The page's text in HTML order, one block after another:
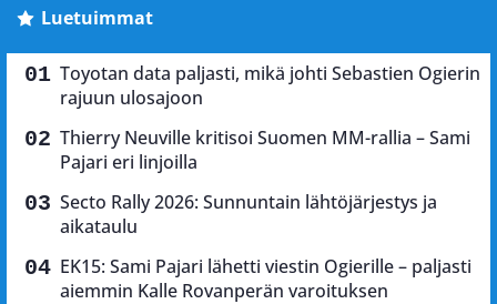
Luetuimmat
Toyotan data paljasti, mikä johti Sebastien Ogierin
rajuun ulosajoon
Thierry Neuville kritisoi Suomen MM-rallia – Sami
Pajari eri linjoilla
Secto Rally 2026: Sunnuntain lähtöjärjestys ja
aikataulu
EK15: Sami Pajari lähetti viestin Ogierille – paljasti
aiemmin Kalle Rovanperän varoituksen